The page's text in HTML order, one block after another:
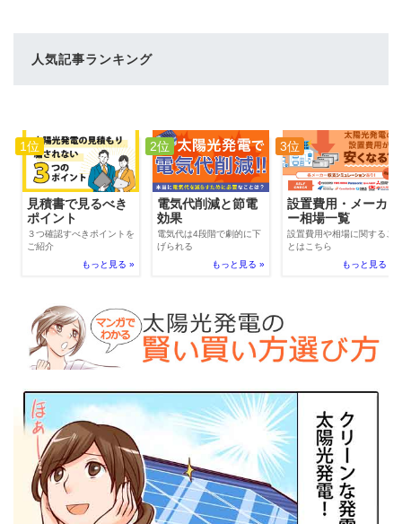
人気記事ランキング
1位
見積書で見るべき
ポイント
３つ確認すべきポイントを
ご紹介
もっと見る »
2位
電気代削減と節電
効果
電気代は4段階で劇的に下
げられる
もっと見る »
3位
設置費用・メーカ
ー相場一覧
設置費用や相場に関するこ
とはこちら
もっと見る »